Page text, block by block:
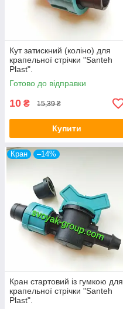
Кут затискний (коліно) для
крапельної стрічки "Santeh
Plast".
Готово до відправки
10 ₴ 15,39 ₴
Купити
Кран –14%
Кран стартовий із гумкою для
крапельної стрічки "Santeh
Plast".